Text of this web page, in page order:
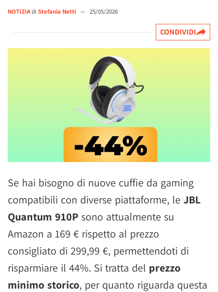
NOTIZIAdi Stefania Netti — 25/05/2026
CONDIVIDI
Se hai bisogno di nuove cuffie da gaming
compatibili con diverse piattaforme, le JBL
Quantum 910P sono attualmente su
Amazon a 169 € rispetto al prezzo
consigliato di 299,99 €, permettendoti di
risparmiare il 44%. Si tratta del prezzo
minimo storico, per quanto riguarda questa